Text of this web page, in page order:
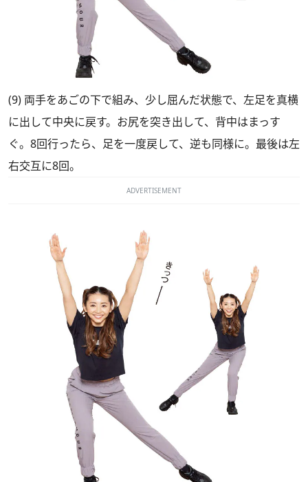
(9) 両手をあごの下で組み、少し屈んだ状態で、左足を真横
に出して中央に戻す。お尻を突き出して、背中はまっす
ぐ。8回行ったら、足を一度戻して、逆も同様に。最後は左
右交互に8回。
ADVERTISEMENT